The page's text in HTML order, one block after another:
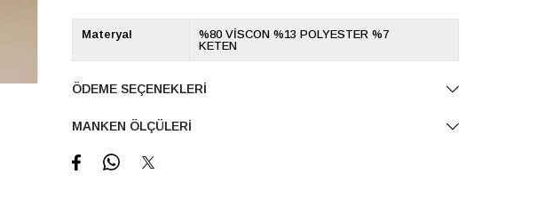
Materyal
%80 VİSCON %13 POLYESTER %7
KETEN
ÖDEME SEÇENEKLERI
MANKEN ÖLÇÜLERI